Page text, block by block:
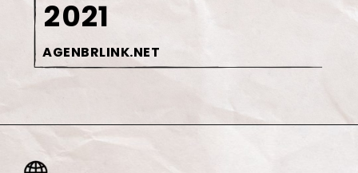
AGENBRLINK.NET
2021